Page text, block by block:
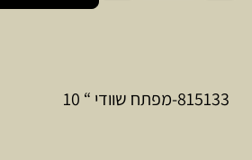
815133-מפתח שוודי “ 10